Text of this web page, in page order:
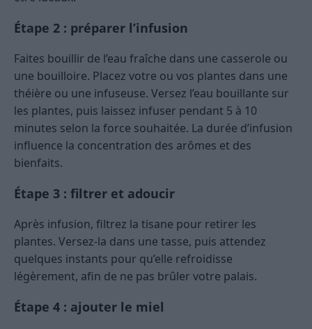
Étape 2 : préparer l’infusion
Faites bouillir de l’eau fraîche dans une casserole ou
une bouilloire. Placez votre ou vos plantes dans une
théière ou une infuseuse. Versez l’eau bouillante sur
les plantes, puis laissez infuser pendant 5 à 10
minutes selon la force souhaitée. La durée d’infusion
influence la concentration des arômes et des
bienfaits.
Étape 3 : filtrer et adoucir
Après infusion, filtrez la tisane pour retirer les
plantes. Versez-la dans une tasse, puis attendez
quelques instants pour qu’elle refroidisse
légèrement, afin de ne pas brûler votre palais.
Étape 4 : ajouter le miel